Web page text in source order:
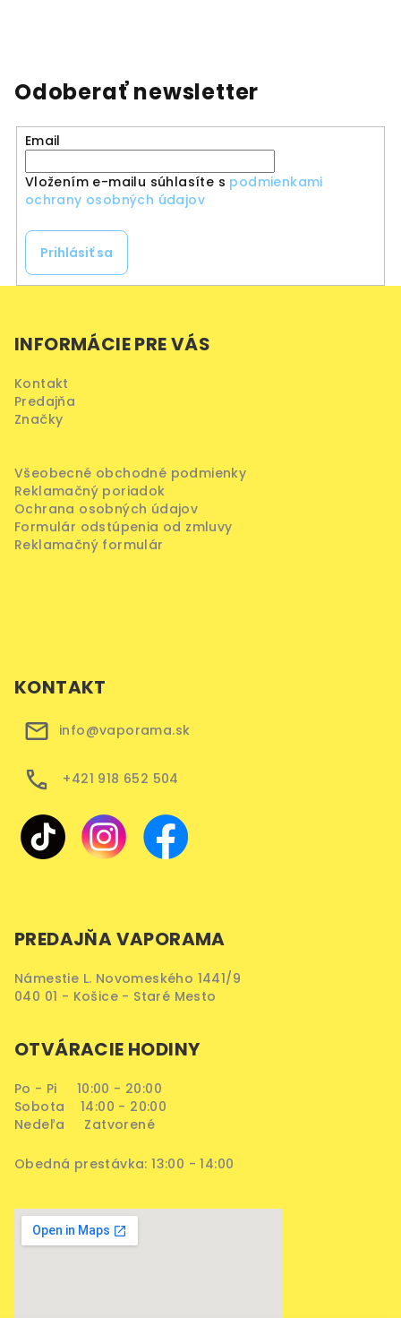
Odoberať newsletter
Email
Vložením e-mailu súhlasíte s podmienkami
ochrany osobných údajov
Prihlásiť sa
INFORMÁCIE PRE VÁS
Kontakt
Predajňa
Značky
Všeobecné obchodné podmienky
Reklamačný poriadok
Ochrana osobných údajov
Formulár odstúpenia od zmluvy
Reklamačný formulár
KONTAKT
info@vaporama.sk
+421 918 652 504
PREDAJŇA VAPORAMA
Námestie L. Novomeského 1441/9
040 01 - Košice - Staré Mesto
OTVÁRACIE HODINY
Po - Pi 10:00 - 20:00
Sobota 14:00 - 20:00
Nedeľa Zatvorené
Obedná prestávka: 13:00 - 14:00